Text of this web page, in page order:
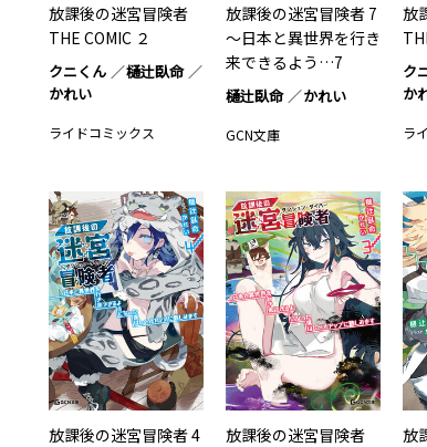
放課後の迷宮冒険者
THE COMIC ２
クニくん
樋辻臥命
かれい
ライドコミックス
放課後の迷宮冒険者 7
～日本と異世界を行き
来できるよう…7
樋辻臥命 かれい
GCN文庫
放
ク
か
ラ
放課後の迷宮冒険者 4
放課後の迷宮冒険者
放